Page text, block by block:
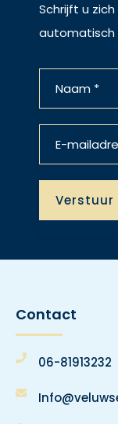
Schrijft u
automatisch
Contact
06-81913232